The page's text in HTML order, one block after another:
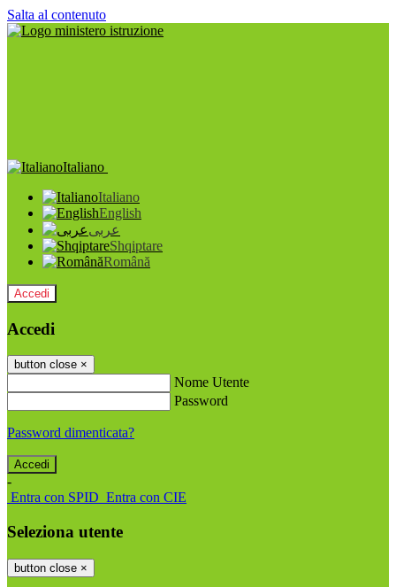
Salta al contenuto
Italiano
Italiano
English
عربى
Shqiptare
Română
Accedi
Accedi
button close ×
Nome Utente
Password
Password dimenticata?
-
Entra con SPID Entra con CIE
Seleziona utente
button close ×